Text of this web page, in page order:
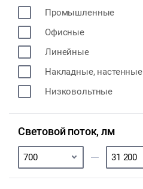
Промышленные
Офисные
Линейные
Накладные, настенные
Низковольтные
Световой поток, лм